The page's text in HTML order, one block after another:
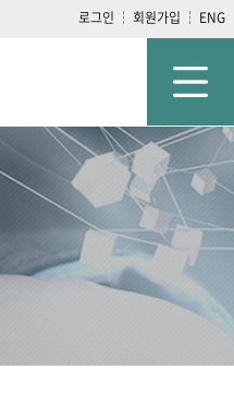
로그인 회원가입 ENG